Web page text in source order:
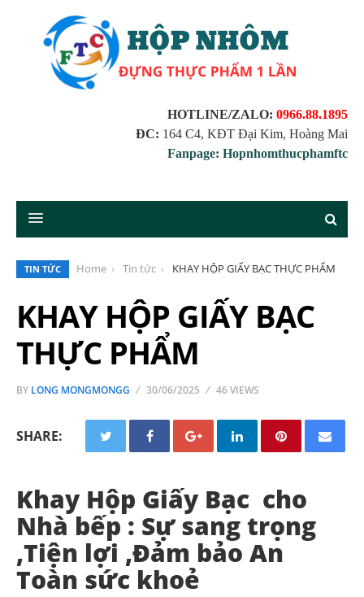
HOTLINE/ZALO: 0966.88.1895
ĐC: 164 C4, KĐT Đại Kim, Hoàng Mai
Fanpage: Hopnhomthucphamftc
TIN TỨC Home Tin tức KHAY HỘP GIẤY BẠC THỰC PHẨM
KHAY HỘP GIẤY BẠC
THỰC PHẨM
BY LONG MONGMONGG 30/06/2025 46 VIEWS
SHARE:
Khay Hộp Giấy Bạc cho
Nhà bếp : Sự sang trọng
,Tiện lợi ,Đảm bảo An
Toàn sức khoẻ